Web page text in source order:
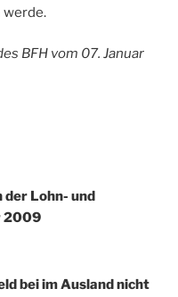
BFH vom 07. Januar
Lohn- und
2009
bei im Ausland nicht